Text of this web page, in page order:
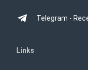
Telegram -
Links